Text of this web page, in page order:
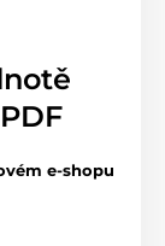
e-shopu